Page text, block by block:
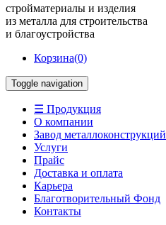
стройматериалы и изделия
из металла для строительства
и благоустройства
Корзина(0)
Toggle navigation
☰ Продукция
О компании
Завод металлоконструкций
Услуги
Прайс
Доставка и оплата
Карьера
Благотворительный Фонд
Контакты